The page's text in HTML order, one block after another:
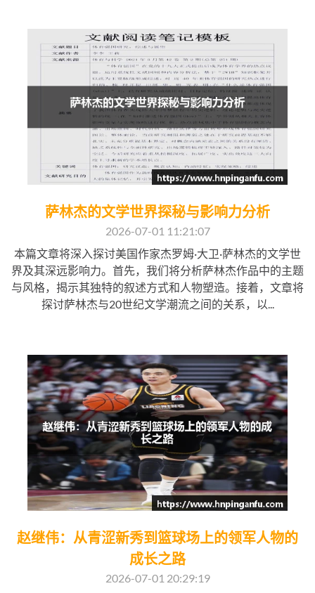
萨林杰的文学世界探秘与影响力分析
2026-07-01 11:21:07
本篇文章将深入探讨美国作家杰罗姆·大卫·萨林杰的文学世
界及其深远影响力。首先，我们将分析萨林杰作品中的主题
与风格，揭示其独特的叙述方式和人物塑造。接着，文章将
探讨萨林杰与20世纪文学潮流之间的关系，以...
赵继伟：从青涩新秀到篮球场上的领军人物的
成长之路
2026-07-01 20:29:19